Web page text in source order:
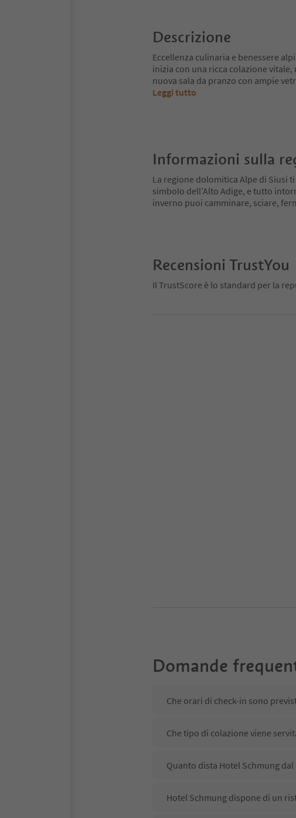
Descrizione
Eccellenza culinaria e benessere
inizia con una ricca colazione
nuova sala da pranzo con ampie
Leggi tutto
Informazioni sulla
La regione dolomitica Alpe di Siusi
simbolo dell’Alto Adige, e tutto
inverno puoi camminare, sciare,
Recensioni TrustYou
Il TrustScore è lo standard per la
Domande
Che orari di check-in sono
Che tipo di colazione viene
Quanto dista Hotel Schmung
Hotel Schmung dispone di un